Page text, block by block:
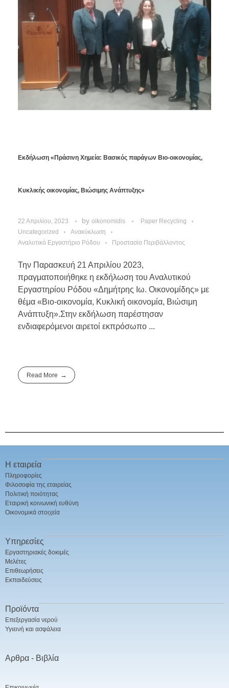
Εκδήλωση «Πράσινη Χημεία: Βασικός παράγων Βιο-οικονομίας,
Κυκλικής οικονομίας, Βιώσιμης Ανάπτυξης»
22 Απριλίου, 2023 by oikonomidis
Paper Recycling
Uncategorized
Ανακύκλωση
Αναλυτικό Εργαστήριο Ρόδου
Προστασία Περιβάλλοντος
Την Παρασκευή 21 Απριλίου 2023,
πραγματοποιήθηκε η εκδήλωση του Αναλυτικού
Εργαστηρίου Ρόδου «Δημήτρης Ιω. Οικονομίδης» με
θέμα «Βιο-οικονομία, Κυκλική οικονομία, Βιώσιμη
Ανάπτυξη».Στην εκδήλωση παρέστησαν
ενδιαφερόμενοι αιρετοί εκπρόσωπο ...
Read More
Η εταιρεία
Πληροφορίες
Φιλοσοφία της εταιρείας
Πολιτική ποιότητας
Εταιρική κοινωνική ευθύνη
Οικονομικά στοιχεία
Υπηρεσίες
Εργαστηριακές δοκιμές
Μελέτες
Επιθεωρήσεις
Εκπαιδεύσεις
Προϊόντα
Επεξεργασία νερού
Υγιεινή και ασφάλεια
Αρθρα - Βιβλία